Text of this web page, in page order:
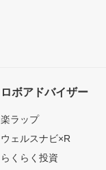
ロボアドバイザー
楽ラップ
ウェルスナビ×R
らくらく投資